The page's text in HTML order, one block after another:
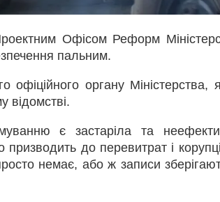
Офісом Реформ
пальним.
офіційного органу Міністерства,
відомстві.
є застаріла та
до перевитрат і
немає, або ж записи